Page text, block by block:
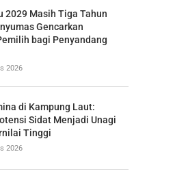
2029 Masih Tiga Tahun
Gencarkan
bagi Penyandang
2026
di Kampung Laut:
Sidat Menjadi Unagi
Tinggi
2026